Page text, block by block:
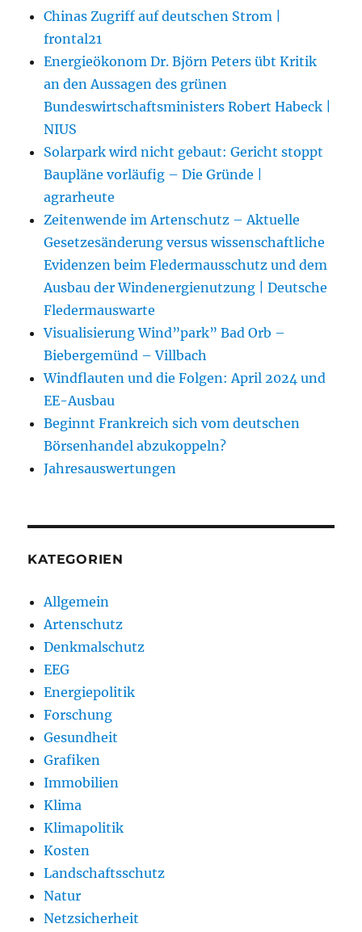
Chinas Zugriff auf deutschen Strom |
frontal21
Energieökonom Dr. Björn Peters übt Kritik
an den Aussagen des grünen
Bundeswirtschaftsministers Robert Habeck |
NIUS
Solarpark wird nicht gebaut: Gericht stoppt
Baupläne vorläufig – Die Gründe |
agrarheute
Zeitenwende im Artenschutz – Aktuelle
Gesetzesänderung versus wissenschaftliche
Evidenzen beim Fledermausschutz und dem
Ausbau der Windenergienutzung | Deutsche
Fledermauswarte
Visualisierung Wind”park” Bad Orb –
Biebergemünd – Villbach
Windflauten und die Folgen: April 2024 und
EE-Ausbau
Beginnt Frankreich sich vom deutschen
Börsenhandel abzukoppeln?
Jahresauswertungen
KATEGORIEN
Allgemein
Artenschutz
Denkmalschutz
EEG
Energiepolitik
Forschung
Gesundheit
Grafiken
Immobilien
Klima
Klimapolitik
Kosten
Landschaftsschutz
Natur
Netzsicherheit